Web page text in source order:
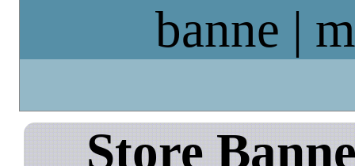
banne |
Store